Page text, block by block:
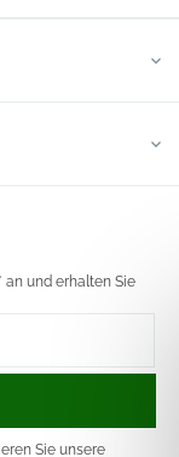
und erhalten Sie
Sie unsere